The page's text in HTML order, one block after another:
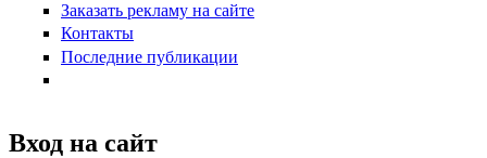
Заказать рекламу на сайте
Контакты
Последние публикации
Вход на сайт